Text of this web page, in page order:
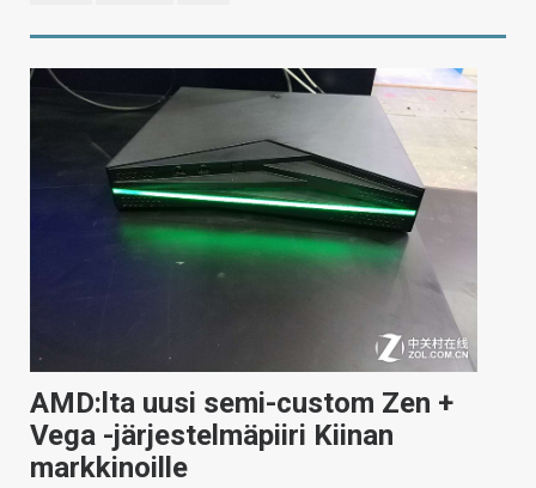
AMD:lta uusi semi-custom Zen +
Vega -järjestelmäpiiri Kiinan
markkinoille